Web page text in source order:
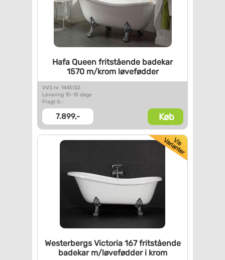
Hafa Queen fritstående badekar
1570 m/krom løvefødder
VVS nr. 1445132
Levering 10-15 dage
Fragt 0,-
7.899,- Køb
Westerbergs Victoria 167fritstående
badekarm/løvefødder i krom